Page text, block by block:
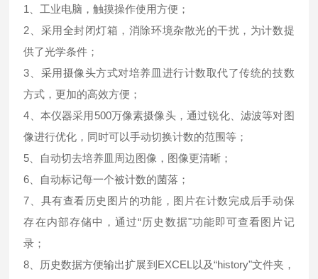
1、工业电脑，触摸操作使用方便；
2、采用全封闭灯箱，消除环境杂散光的干扰，为计数提
供了光学条件；
3、采用摄像头方式对培养皿进行计数取代了传统的技数
方式，更加的高效方便；
4、本仪器采用500万像素摄像头，通过锐化、滤波等对图
像进行优化，同时可以手动切换计数的范围等；
5、自动切去培养皿周边图像，图像更清晰；
6、自动标记每一个被计数的菌落；
7、具有查看历史图片的功能，图片在计数完成后手动保
存在内部存储中，通过“历史数据"功能即可查看图片记
录；
8、历史数据方便输出扩展到EXCEL以及“history"文件夹，